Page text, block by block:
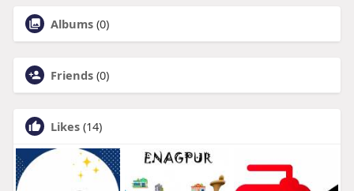
Albums (0)
Friends (0)
Likes (14)